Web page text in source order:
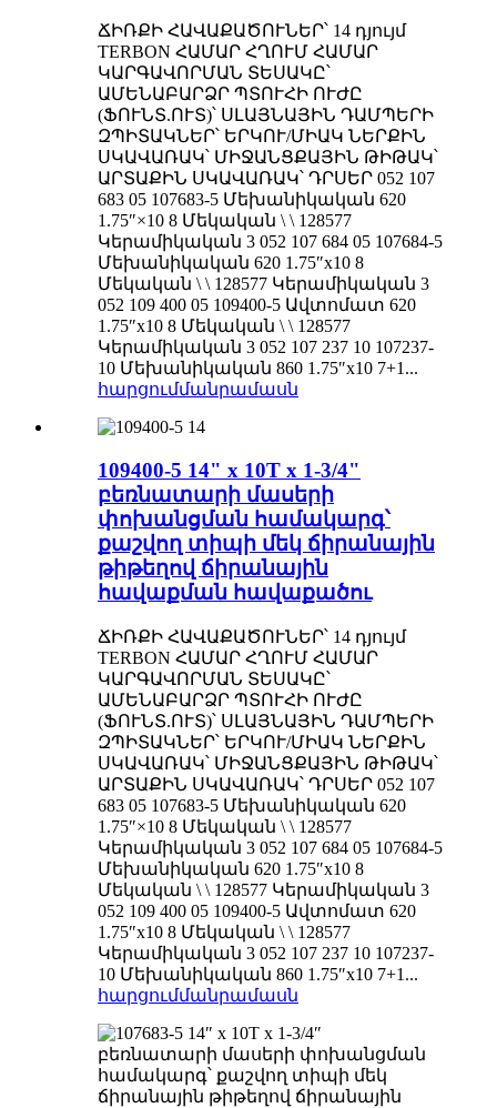
ՃԻՌՔԻ ՀԱՎԱՔԱԾՈՒՆԵՐ՝ 14 դյույմ
TERBON ՀԱՄԱՐ ՀՂՈՒՄ ՀԱՄԱՐ
ԿԱՐԳԱՎՈՐՄԱՆ ՏԵՍԱԿԸ՝
ԱՄԵՆԱԲԱՐՁՐ ՊՏՈՒՀԻ ՈՒԺԸ
(ՖՈՒՆՏ.ՈՒՏ)՝ ՍԼԱՅՆԱՅԻՆ ԴԱՄՊԵՐԻ
ԶՊԻՏԱԿՆԵՐ՝ ԵՐԿՈՒ/ՄԻԱԿ ՆԵՐՔԻՆ
ՍԿԱՎԱՌԱԿ՝ ՄԻՋԱՆՑՔԱՅԻՆ ԹԻԹԱԿ՝
ԱՐՏԱՔԻՆ ՍԿԱՎԱՌԱԿ՝ ԴՐՍԵՐ 052 107
683 05 107683-5 Մեխանիկական 620
1.75″×10 8 Մեկական \ \ 128577
Կերամիկական 3 052 107 684 05 107684-5
Մեխանիկական 620 1.75″x10 8
Մեկական \ \ 128577 Կերամիկական 3
052 109 400 05 109400-5 Ավտոմատ 620
1.75″x10 8 Մեկական \ \ 128577
Կերամիկական 3 052 107 237 10 107237-
10 Մեխանիկական 860 1.75″x10 7+1...
հարցումմանրամասն
109400-5 14" x 10T x 1-3/4"
բեռնատարի մասերի
փոխանցման համակարգ՝
քաշվող տիպի մեկ ճիրանային
թիթեղով ճիրանային
հավաքման հավաքածու
ՃԻՌՔԻ ՀԱՎԱՔԱԾՈՒՆԵՐ՝ 14 դյույմ
TERBON ՀԱՄԱՐ ՀՂՈՒՄ ՀԱՄԱՐ
ԿԱՐԳԱՎՈՐՄԱՆ ՏԵՍԱԿԸ՝
ԱՄԵՆԱԲԱՐՁՐ ՊՏՈՒՀԻ ՈՒԺԸ
(ՖՈՒՆՏ.ՈՒՏ)՝ ՍԼԱՅՆԱՅԻՆ ԴԱՄՊԵՐԻ
ԶՊԻՏԱԿՆԵՐ՝ ԵՐԿՈՒ/ՄԻԱԿ ՆԵՐՔԻՆ
ՍԿԱՎԱՌԱԿ՝ ՄԻՋԱՆՑՔԱՅԻՆ ԹԻԹԱԿ՝
ԱՐՏԱՔԻՆ ՍԿԱՎԱՌԱԿ՝ ԴՐՍԵՐ 052 107
683 05 107683-5 Մեխանիկական 620
1.75″×10 8 Մեկական \ \ 128577
Կերամիկական 3 052 107 684 05 107684-5
Մեխանիկական 620 1.75″x10 8
Մեկական \ \ 128577 Կերամիկական 3
052 109 400 05 109400-5 Ավտոմատ 620
1.75″x10 8 Մեկական \ \ 128577
Կերամիկական 3 052 107 237 10 107237-
10 Մեխանիկական 860 1.75″x10 7+1...
հարցումմանրամասն